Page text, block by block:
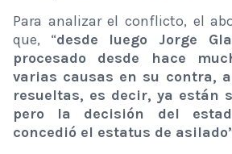
Para analizar el conflicto, el
que, “desde luego Jorge
procesado desde hace
varias causas en su contra,
resueltas, es decir, ya están
pero la decisión del
concedió el estatus de